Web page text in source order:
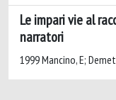
Le impari vie al
narratori
1999 Mancino, E;